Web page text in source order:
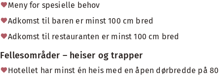
Meny for spesielle behov
Adkomst til baren er minst 100 cm bred
Adkomst til restauranten er minst 100 cm bred
Fellesområder – heiser og trapper
Hotellet har minst én heis med en åpen dørbredde på 80